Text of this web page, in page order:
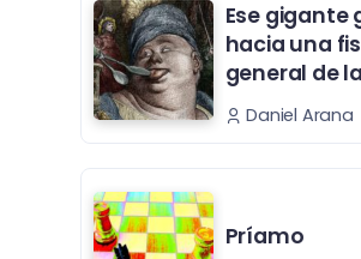
Ese gigante
hacia una
general de
Daniel Arana
Príamo